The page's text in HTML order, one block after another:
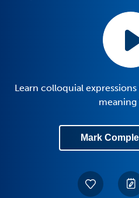
Learn colloquial
meaning
Mark